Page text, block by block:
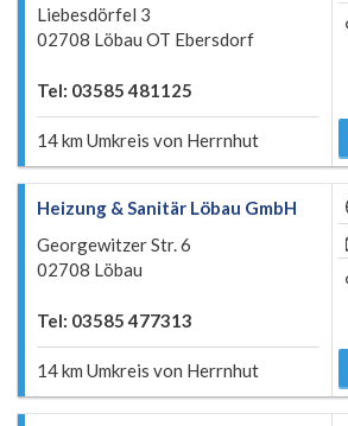
Liebesdörfel 3
02708 Löbau OT Ebersdorf
Tel: 03585 481125
14 km Umkreis von Herrnhut
Heizung & Sanitär Löbau GmbH
Georgewitzer Str. 6
02708 Löbau
Tel: 03585 477313
14 km Umkreis von Herrnhut